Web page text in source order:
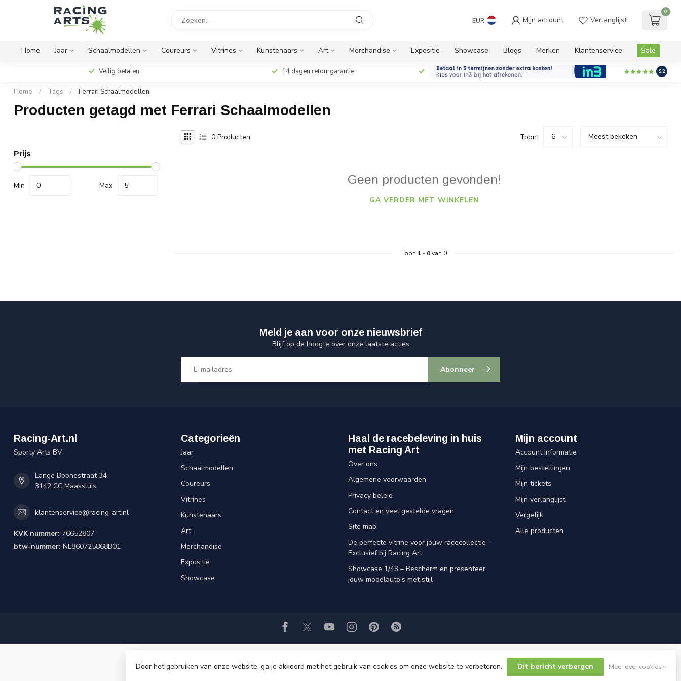
EUR Mijn account Verlanglijst
0
Home Jaar Schaalmodellen Coureurs Vitrines Kunstenaars Art Merchandise Expositie Showcase Blogs Merken Klantenservice Sale
Veilig betalen 14 dagen retourgarantie 9.2
Home / Tags / Ferrari Schaalmodellen
Producten getagd met Ferrari Schaalmodellen
Prijs
Min Max
0 Producten Toon:
Geen producten gevonden!
GA VERDER MET WINKELEN
Toon 1 - 0van 0
Meld je aan voor onze nieuwsbrief
Blijf op de hoogte over onze laatste acties
Abonneer
Racing-Art.nl
Sporty Arts BV
Lange Boonestraat 34
3142 CC Maassluis
klantenservice@racing-art.nl
KVK nummer: 76652807
btw-nummer: NL860725868B01
Categorieën
Jaar
Schaalmodellen
Coureurs
Vitrines
Kunstenaars
Art
Merchandise
Expositie
Showcase
Haal de racebeleving in huis
met Racing Art
Over ons
Algemene voorwaarden
Privacy beleid
Contact en veel gestelde vragen
Site map
De perfecte vitrine voor jouw racecollectie –
Exclusief bij Racing Art
Showcase 1/43 – Bescherm en presenteer
jouw modelauto's met stijl
Mijn account
Account informatie
Mijn bestellingen
Mijn tickets
Mijn verlanglijst
Vergelijk
Alle producten
© Copyright 2026 Racing-Art.nl
Door het gebruiken van onze website, ga je akkoord met het gebruik van cookies om onze website te verbeteren. Dit bericht verbergen Meer over cookies »